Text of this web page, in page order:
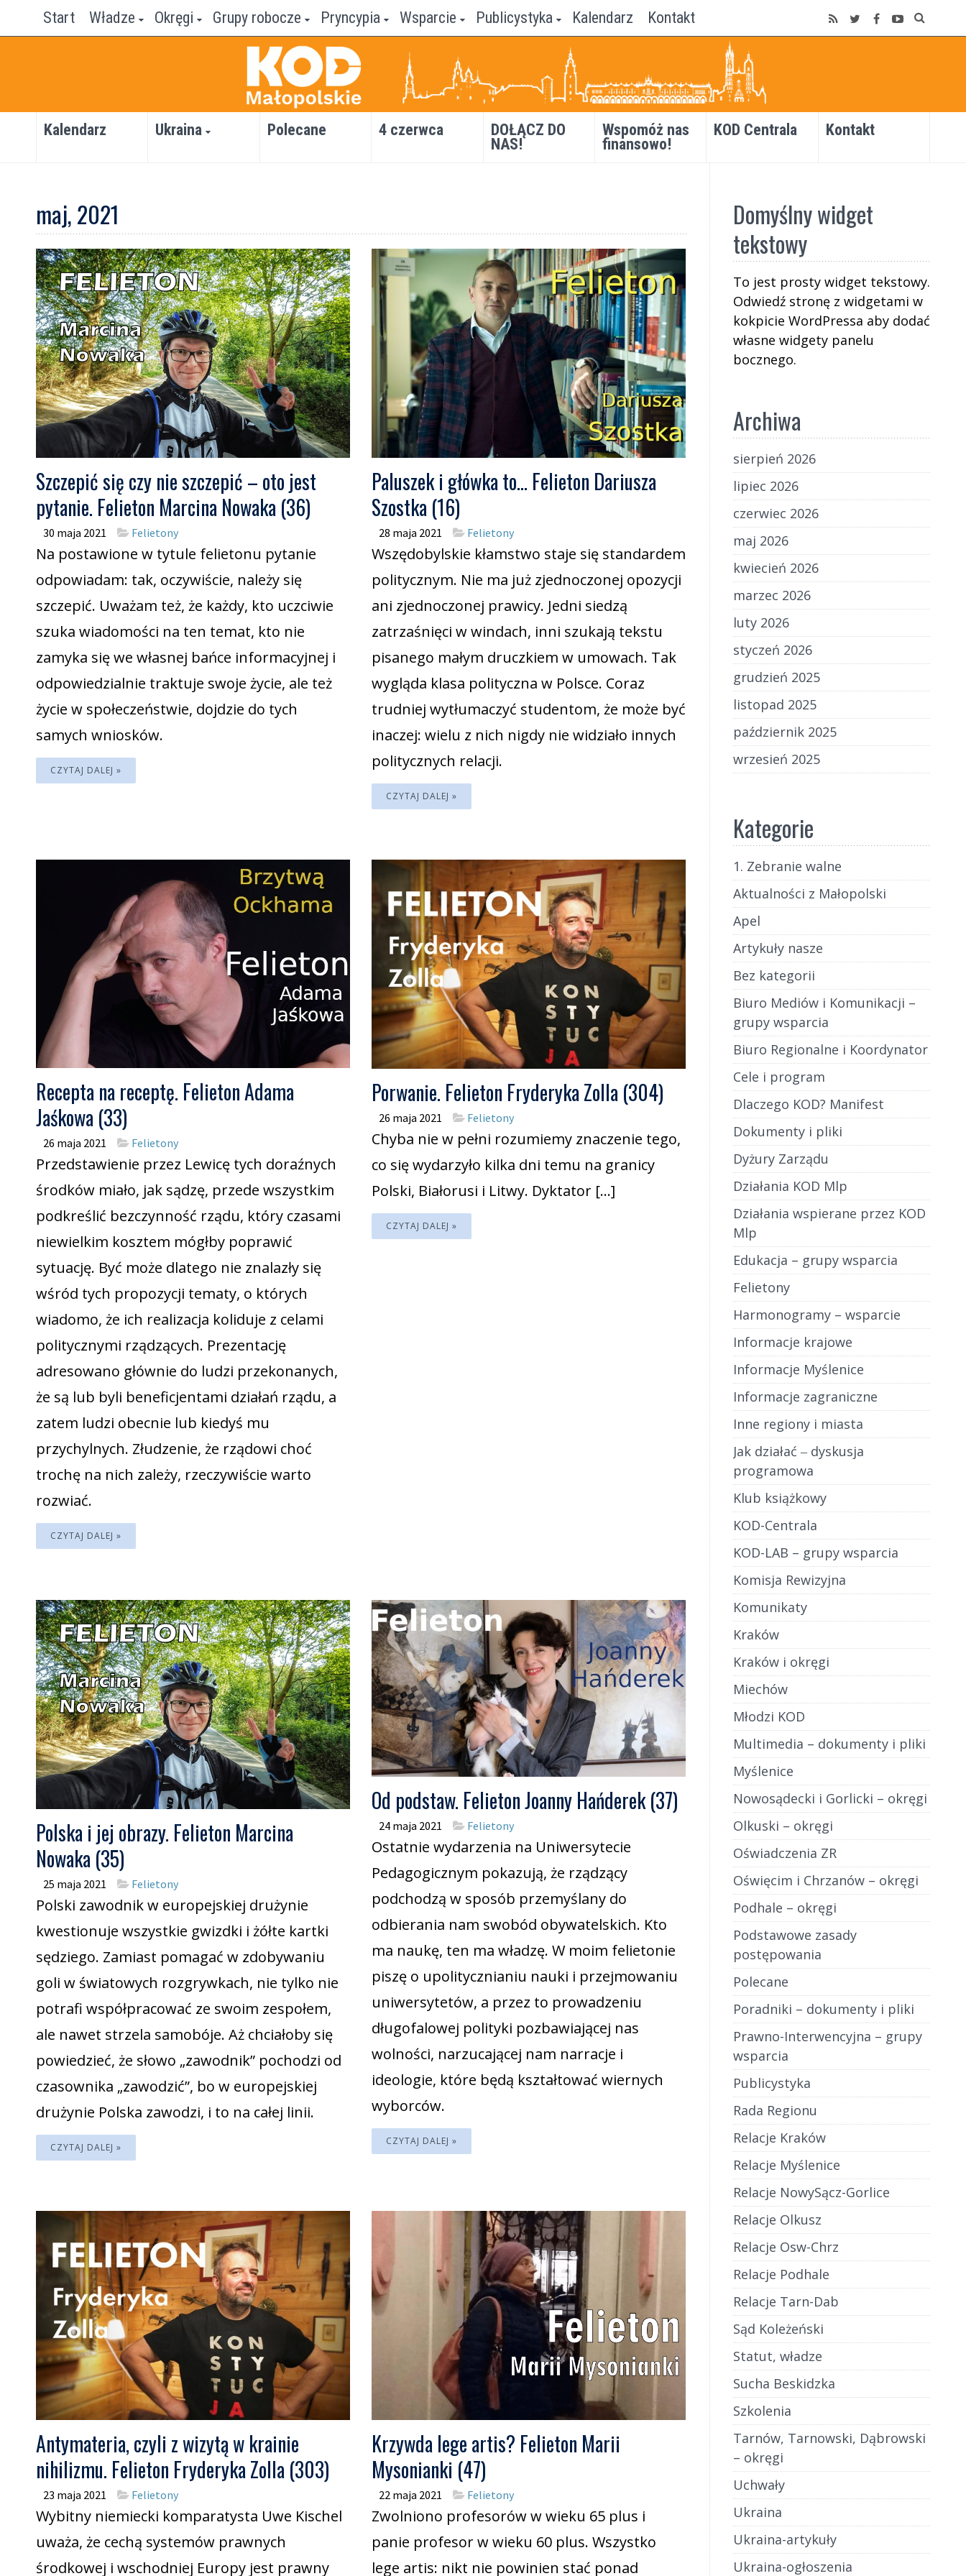
Start Władze Okręgi Grupy robocze Pryncypia Wsparcie Publicystyka Kalendarz Kontakt
Kalendarz Ukraina Polecane 4 czerwca
DOŁĄCZ DO
NAS!
Wspomóż nas
finansowo!
KOD Centrala Kontakt
maj, 2021
Szczepić się czy nie szczepić – oto jest
pytanie. Felieton Marcina Nowaka (36)
30 maja 2021 Felietony
Na postawione w tytule felietonu pytanie
odpowiadam: tak, oczywiście, należy się
szczepić. Uważam też, że każdy, kto uczciwie
szuka wiadomości na ten temat, kto nie
zamyka się we własnej bańce informacyjnej i
odpowiedzialnie traktuje swoje życie, ale też
życie w społeczeństwie, dojdzie do tych
samych wniosków.
CZYTAJ DALEJ »
Paluszek i główka to… Felieton Dariusza
Szostka (16)
28 maja 2021 Felietony
Wszędobylskie kłamstwo staje się standardem
politycznym. Nie ma już zjednoczonej opozycji
ani zjednoczonej prawicy. Jedni siedzą
zatrzaśnięci w windach, inni szukają tekstu
pisanego małym druczkiem w umowach. Tak
wygląda klasa polityczna w Polsce. Coraz
trudniej wytłumaczyć studentom, że może być
inaczej: wielu z nich nigdy nie widziało innych
politycznych relacji.
CZYTAJ DALEJ »
Recepta na receptę. Felieton Adama
Jaśkowa (33)
26 maja 2021 Felietony
Przedstawienie przez Lewicę tych doraźnych
środków miało, jak sądzę, przede wszystkim
podkreślić bezczynność rządu, który czasami
niewielkim kosztem mógłby poprawić
sytuację. Być może dlatego nie znalazły się
wśród tych propozycji tematy, o których
wiadomo, że ich realizacja koliduje z celami
politycznymi rządzących. Prezentację
adresowano głównie do ludzi przekonanych,
że są lub byli beneficjentami działań rządu, a
zatem ludzi obecnie lub kiedyś mu
przychylnych. Złudzenie, że rządowi choć
trochę na nich zależy, rzeczywiście warto
rozwiać.
CZYTAJ DALEJ »
Porwanie. Felieton Fryderyka Zolla (304)
26 maja 2021 Felietony
Chyba nie w pełni rozumiemy znaczenie tego,
co się wydarzyło kilka dni temu na granicy
Polski, Białorusi i Litwy. Dyktator […]
CZYTAJ DALEJ »
Polska i jej obrazy. Felieton Marcina
Nowaka (35)
25 maja 2021 Felietony
Polski zawodnik w europejskiej drużynie
kwestionuje wszystkie gwizdki i żółte kartki
sędziego. Zamiast pomagać w zdobywaniu
goli w światowych rozgrywkach, nie tylko nie
potrafi współpracować ze swoim zespołem,
ale nawet strzela samobóje. Aż chciałoby się
powiedzieć, że słowo „zawodnik” pochodzi od
czasownika „zawodzić”, bo w europejskiej
drużynie Polska zawodzi, i to na całej linii.
CZYTAJ DALEJ »
Od podstaw. Felieton Joanny Hańderek (37)
24 maja 2021 Felietony
Ostatnie wydarzenia na Uniwersytecie
Pedagogicznym pokazują, że rządzący
podchodzą w sposób przemyślany do
odbierania nam swobód obywatelskich. Kto
ma naukę, ten ma władzę. W moim felietonie
piszę o upolitycznianiu nauki i przejmowaniu
uniwersytetów, a przez to prowadzeniu
długofalowej polityki pozbawiającej nas
wolności, narzucającej nam narracje i
ideologie, które będą kształtować wiernych
wyborców.
CZYTAJ DALEJ »
Antymateria, czyli z wizytą w krainie
nihilizmu. Felieton Fryderyka Zolla (303)
23 maja 2021 Felietony
Wybitny niemiecki komparatysta Uwe Kischel
uważa, że cechą systemów prawnych
środkowej i wschodniej Europy jest prawny
Krzywda lege artis? Felieton Marii
Mysonianki (47)
22 maja 2021 Felietony
Zwolniono profesorów w wieku 65 plus i
panie profesor w wieku 60 plus. Wszystko
lege artis: nikt nie powinien stać ponad
Domyślny widget
tekstowy
To jest prosty widget tekstowy.
Odwiedź stronę z widgetami w
kokpicie WordPressa aby dodać
własne widgety panelu
bocznego.
Archiwa
sierpień 2026
lipiec 2026
czerwiec 2026
maj 2026
kwiecień 2026
marzec 2026
luty 2026
styczeń 2026
grudzień 2025
listopad 2025
październik 2025
wrzesień 2025
Kategorie
1. Zebranie walne
Aktualności z Małopolski
Apel
Artykuły nasze
Bez kategorii
Biuro Mediów i Komunikacji –
grupy wsparcia
Biuro Regionalne i Koordynator
Cele i program
Dlaczego KOD? Manifest
Dokumenty i pliki
Dyżury Zarządu
Działania KOD Mlp
Działania wspierane przez KOD
Mlp
Edukacja – grupy wsparcia
Felietony
Harmonogramy – wsparcie
Informacje krajowe
Informacje Myślenice
Informacje zagraniczne
Inne regiony i miasta
Jak działać ‒ dyskusja
programowa
Klub książkowy
KOD-Centrala
KOD-LAB – grupy wsparcia
Komisja Rewizyjna
Komunikaty
Kraków
Kraków i okręgi
Miechów
Młodzi KOD
Multimedia – dokumenty i pliki
Myślenice
Nowosądecki i Gorlicki – okręgi
Olkuski – okręgi
Oświadczenia ZR
Oświęcim i Chrzanów – okręgi
Podhale – okręgi
Podstawowe zasady
postępowania
Polecane
Poradniki – dokumenty i pliki
Prawno-Interwencyjna – grupy
wsparcia
Publicystyka
Rada Regionu
Relacje Kraków
Relacje Myślenice
Relacje NowySącz-Gorlice
Relacje Olkusz
Relacje Osw-Chrz
Relacje Podhale
Relacje Tarn-Dab
Sąd Koleżeński
Statut, władze
Sucha Beskidzka
Szkolenia
Tarnów, Tarnowski, Dąbrowski
– okręgi
Uchwały
Ukraina
Ukraina-artykuły
Ukraina-ogłoszenia